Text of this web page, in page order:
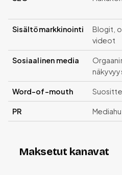
Sisältömarkkinointi
Blogit,
videot
Sosiaalinen media
Word-of-mouth
PR
Maksetut kanavat